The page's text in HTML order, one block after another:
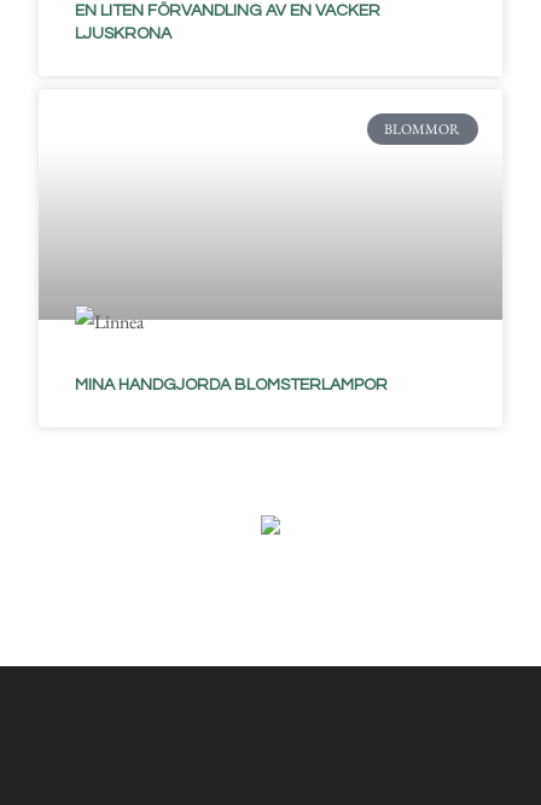
EN LITEN FÖRVANDLING AV EN VACKER
LJUSKRONA
BLOMMOR
MINA HANDGJORDA BLOMSTERLAMPOR